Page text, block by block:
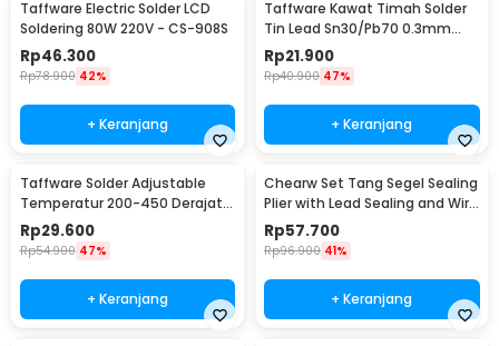
Taffware Electric Solder LCD
Soldering 80W 220V - CS-908S
Rp46.300
Rp78.900 42%
+ Keranjang
Taffware Kawat Timah Solder
Tin Lead Sn30/Pb70 0.3mm
50g
Rp21.900
Rp40.900 47%
+ Keranjang
Taffware Solder Adjustable
Temperatur 200-450 Derajat
Celcius 220V 60W - CS-31 B
Rp29.600
Rp54.900 47%
+ Keranjang
Chearw Set Tang Segel Sealing
Plier with Lead Sealing and Wire
- CW01
Rp57.700
Rp96.900 41%
+ Keranjang